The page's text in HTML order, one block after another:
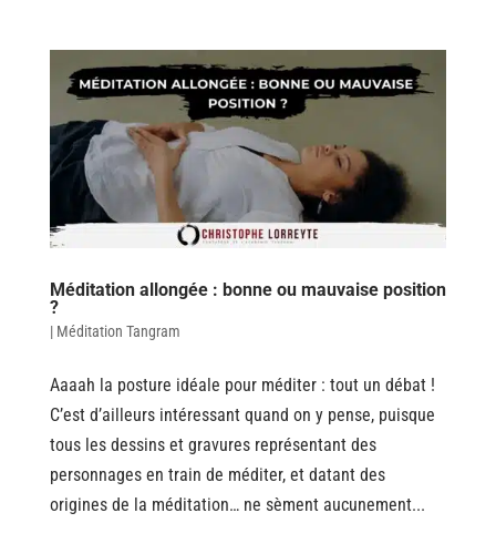
Méditation allongée : bonne ou mauvaise position
?
| Méditation Tangram
Aaaah la posture idéale pour méditer : tout un débat !
C’est d’ailleurs intéressant quand on y pense, puisque
tous les dessins et gravures représentant des
personnages en train de méditer, et datant des
origines de la méditation… ne sèment aucunement...